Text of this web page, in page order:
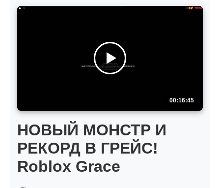
00:16:45
НОВЫЙ МОНСТР И
РЕКОРД В ГРЕЙС!
Roblox Grace